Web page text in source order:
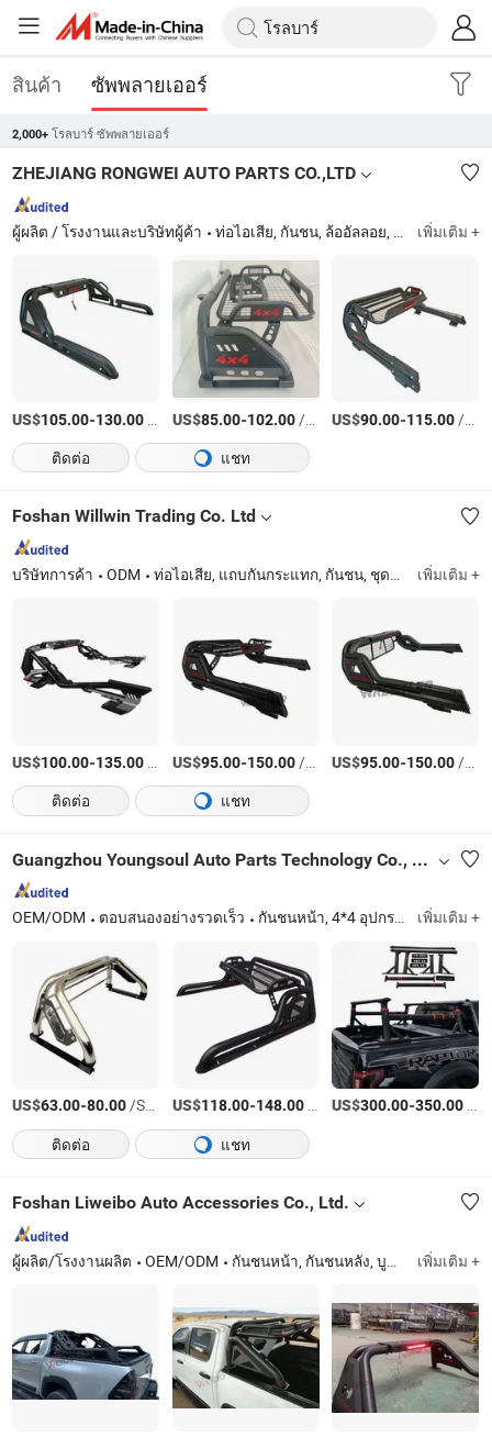
สินค้า ซัพพลายเออร์
2,000+ โรลบาร์ ซัพพลายเออร์
ZHEJIANG RONGWEI AUTO PARTS CO.,LTD
ผู้ผลิต / โรงงานและบริษัทผู้ค้า ท่อไอเสีย, กันชน, ล้ออัลลอย, แถบกันชน, แผ่นรองข้าง, ราวหลังคา เพิ่มเติม +
US$105.00-130.00 US$85.00-102.00/เตรียมตัว US$90.00-115.00/บางส่วน
ติดต่อ
แชท
Foshan Willwin Trading Co. Ltd
บริษัทการค้า ODM ท่อไอเสีย, แถบกันกระแทก, กันชน, ชุดตัวถัง, อุปกรณ์เสริมรถยนต์ เพิ่มเติม +
US$100.00-135.00 US$95.00-150.00/เตรียมตัว US$95.00-150.00/เตรียมตัว
ติดต่อ
แชท
Guangzhou Youngsoul Auto Parts Technology Co., Ltd
OEM/ODM ตอบสนองอย่างรวดเร็ว กันชนหน้า, 4*4 อุปกรณ์เสริม, กันชนหลัง, อุปกรณ์เสริมรถยนต์, บูลบาร์, โรลบาร์ เพิ่มเติม +
US$63.00-80.00/Sets US$118.00-148.00/Sets US$300.00-350.00
ติดต่อ
แชท
Foshan Liweibo Auto Accessories Co., Ltd.
ผู้ผลิต/โรงงานผลิต OEM/ODM กันชนหน้า, กันชนหลัง, บูลบาร์, โรลบาร์, ขั้นบันไดข้าง, ขั้นบันไดหลัง, แท่นลากหลัง, แท่นลากท้าย เพิ่มเติม +